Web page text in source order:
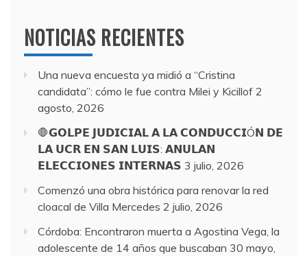
NOTICIAS RECIENTES
Una nueva encuesta ya midió a “Cristina
candidata”: cómo le fue contra Milei y Kicillof 2
agosto, 2026
🛑𝗚𝗢𝗟𝗣𝗘 𝗝𝗨𝗗𝗜𝗖𝗜𝗔𝗟 𝗔 𝗟𝗔 𝗖𝗢𝗡𝗗𝗨𝗖𝗖𝗜Ó𝗡 𝗗𝗘
𝗟𝗔 𝗨𝗖𝗥 𝗘𝗡 𝗦𝗔𝗡 𝗟𝗨𝗜𝗦: 𝗔𝗡𝗨𝗟𝗔𝗡
𝗘𝗟𝗘𝗖𝗖𝗜𝗢𝗡𝗘𝗦 𝗜𝗡𝗧𝗘𝗥𝗡𝗔𝗦 3 julio, 2026
Comenzó una obra histórica para renovar la red
cloacal de Villa Mercedes 2 julio, 2026
Córdoba: Encontraron muerta a Agostina Vega, la
adolescente de 14 años que buscaban 30 mayo,